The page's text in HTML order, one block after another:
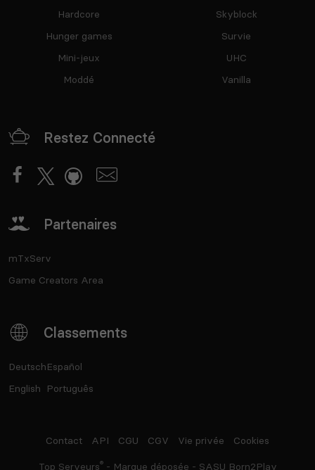
Hardcore
Hunger games
Mini-jeux
Moddé
Skyblock
Survie
UHC
Vanilla
Restez Connecté
Partenaires
mTxServ
Game Creators Area
Classements
Deutsch
English
Español
Português
Contact API CGU CGV Vie privée Cookies
Top Serveurs®- Marque déposée - SASU Born2Play